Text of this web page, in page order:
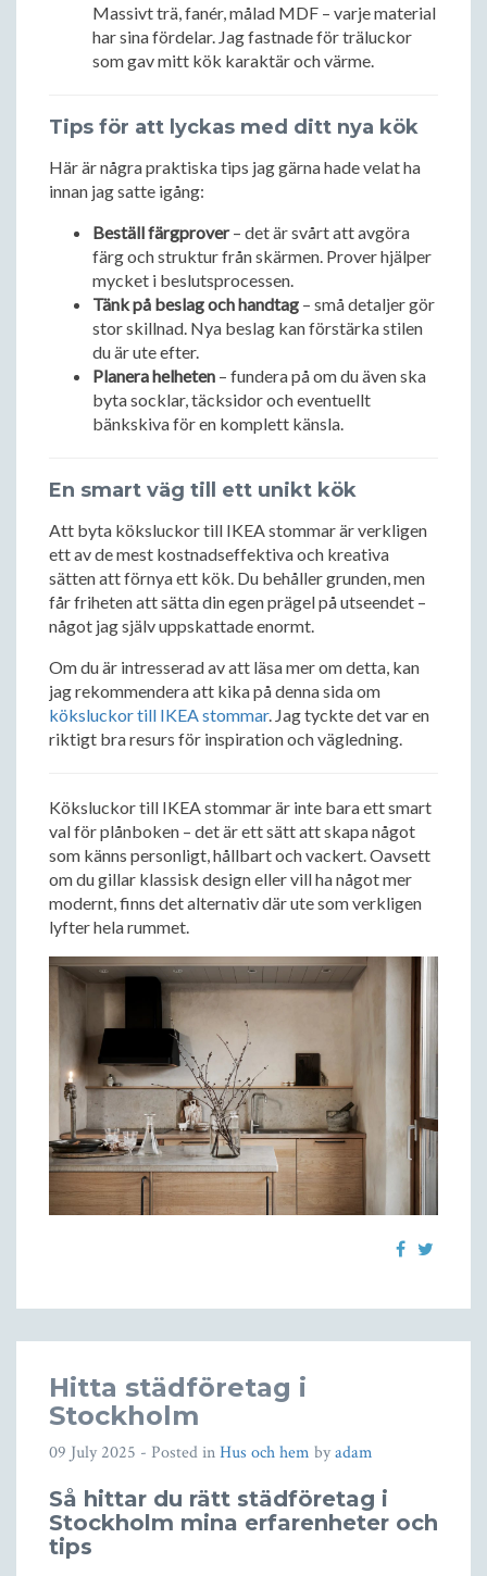
Massivt trä, fanér, målad MDF – varje material
har sina fördelar. Jag fastnade för träluckor
som gav mitt kök karaktär och värme.
Tips för att lyckas med ditt nya kök
Här är några praktiska tips jag gärna hade velat ha
innan jag satte igång:
Beställ färgprover– det är svårt att avgöra
färg och struktur från skärmen. Prover hjälper
mycket i beslutsprocessen.
Tänk på beslag och handtag – små detaljer gör
stor skillnad. Nya beslag kan förstärka stilen
du är ute efter.
Planera helheten – fundera på om du även ska
byta socklar, täcksidor och eventuellt
bänkskiva för en komplett känsla.
En smart väg till ett unikt kök
Att byta köksluckor till IKEA stommar är verkligen
ett av de mest kostnadseffektiva och kreativa
sätten att förnya ett kök. Du behåller grunden, men
får friheten att sätta din egen prägel på utseendet –
något jag själv uppskattade enormt.
Om du är intresserad av att läsa mer om detta, kan
jag rekommendera att kika på denna sida om
köksluckor till IKEA stommar. Jag tyckte det var en
riktigt bra resurs för inspiration och vägledning.
Köksluckor till IKEA stommar är inte bara ett smart
val för plånboken – det är ett sätt att skapa något
som känns personligt, hållbart och vackert. Oavsett
om du gillar klassisk design eller vill ha något mer
modernt, finns det alternativ där ute som verkligen
lyfter hela rummet.
Hitta städföretag i
Stockholm
09 July 2025 - Posted inHus och hem byadam
Så hittar du rätt städföretag i
Stockholm mina erfarenheter och
tips